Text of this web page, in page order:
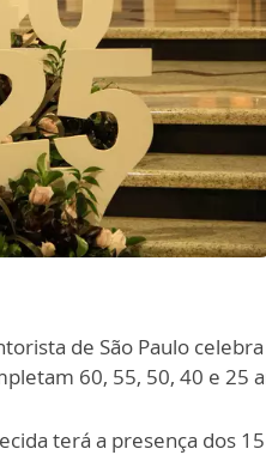
de São Paulo
60, 55, 50, 40 e 25
terá a presença dos